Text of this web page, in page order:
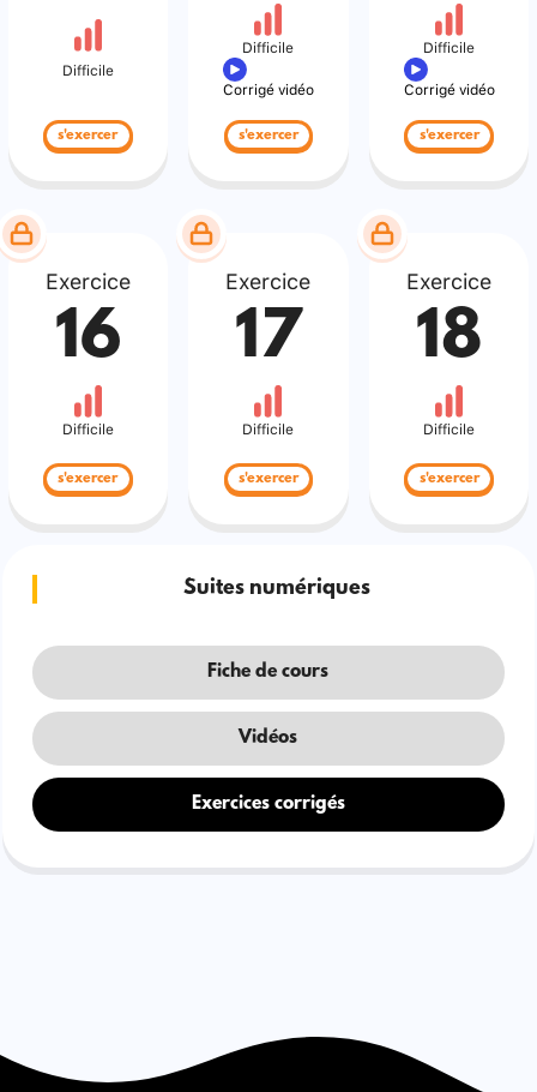
Difficile
s'exercer
Difficile
Corrigé vidéo
s'exercer
Difficile
Corrigé vidéo
s'exercer
Exercice
16
Difficile
s'exercer
Exercice
17
Difficile
s'exercer
Exercice
18
Difficile
s'exercer
Suites numériques
Fiche de cours
Vidéos
Exercices corrigés